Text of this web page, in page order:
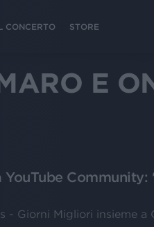
CONCERTO STORE
E
Community:
- Giorni Migliori insieme a